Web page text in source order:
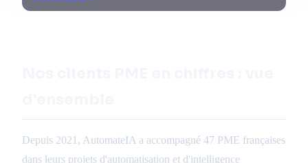
Depuis 2021, AutomateIA a accompagné 47 PME françaises
dans leurs projets d'automatisation et d'intelligence